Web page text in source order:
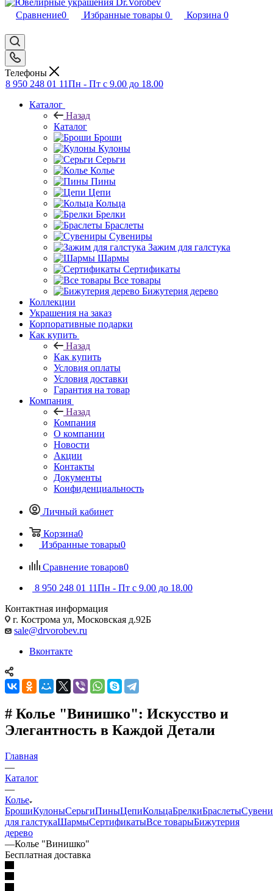
Сравнение0 Избранные товары 0 Корзина 0
Телефоны
8 950 248 01 11Пн - Пт с 9.00 до 18.00
Каталог
Назад
Каталог
Броши
Кулоны
Серьги
Колье
Пины
Цепи
Кольца
Брелки
Браслеты
Сувениры
Зажим для галстука
Шармы
Сертификаты
Все товары
Бижутерия дерево
Коллекции
Украшения на заказ
Корпоративные подарки
Как купить
Назад
Как купить
Условия оплаты
Условия доставки
Гарантия на товар
Компания
Назад
Компания
О компании
Новости
Акции
Контакты
Документы
Конфиденциальность
Личный кабинет
Корзина0
Избранные товары0
Сравнение товаров0
8 950 248 01 11Пн - Пт с 9.00 до 18.00
Контактная информация
г. Кострома ул, Московская д.92Б
sale@drvorobev.ru
Вконтакте
# Колье "Винишко": Искусство и
Элегантность в Каждой Детали
Главная
—
Каталог
—
Колье
БрошиКулоныСерьгиПиныЦепиКольцаБрелкиБраслеты
для галстукаШармыСертификатыВсе товарыБижутерия
дерево
—Колье "Винишко"
Бесплатная доставка